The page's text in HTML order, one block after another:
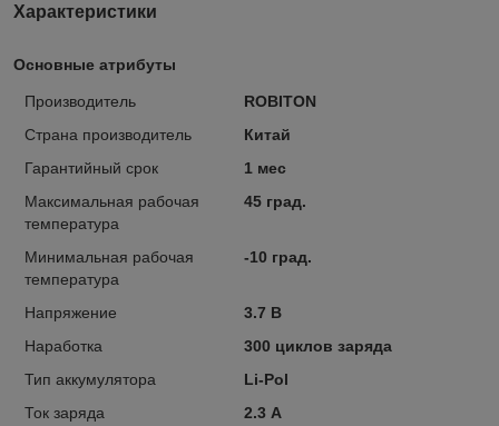
Характеристики
Основные атрибуты
Производитель
ROBITON
Страна производитель
Китай
Гарантийный срок
1 мес
Максимальная рабочая
температура
45 град.
Минимальная рабочая
температура
-10 град.
Напряжение
3.7 В
Наработка
300 циклов заряда
Тип аккумулятора
Li-Pol
Ток заряда
2.3 А